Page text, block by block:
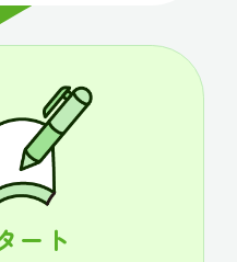
ート